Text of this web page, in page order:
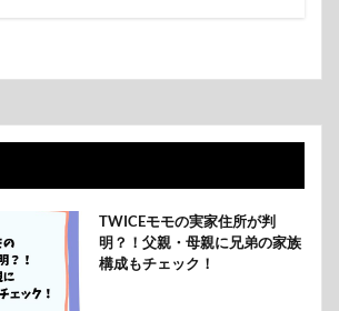
TWICEモモの実家住所が判
明？！父親・母親に兄弟の家族
構成もチェック！